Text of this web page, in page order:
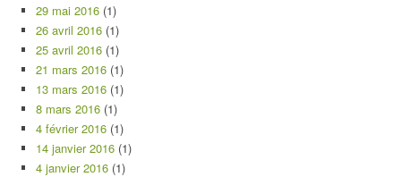
29 mai 2016 (1)
26 avril 2016 (1)
25 avril 2016 (1)
21 mars 2016 (1)
13 mars 2016 (1)
8 mars 2016 (1)
4 février 2016 (1)
14 janvier 2016 (1)
4 janvier 2016 (1)